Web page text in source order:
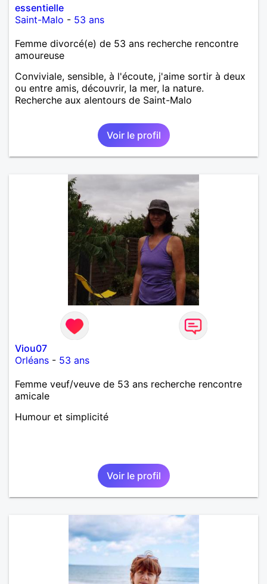
essentielle
Saint-Malo - 53 ans
Femme divorcé(e) de 53 ans recherche rencontre
amoureuse
Conviviale, sensible, à l'écoute, j'aime sortir à deux
ou entre amis, découvrir, la mer, la nature.
Recherche aux alentours de Saint-Malo
Voir le profil
Viou07
Orléans - 53 ans
Femme veuf/veuve de 53 ans recherche rencontre
amicale
Humour et simplicité
Voir le profil